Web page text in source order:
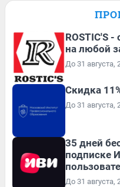
ROSTIC'S
на любой
До 31 августа,
Скидка
До 31 августа,
35 дней
подписке
До 31 августа,